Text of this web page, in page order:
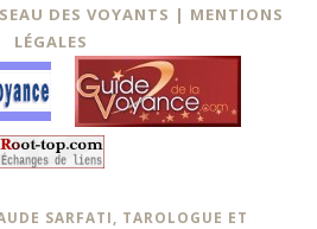
DES VOYANTS | MENTIONS
LÉGALES
SARFATI, TAROLOGUE ET